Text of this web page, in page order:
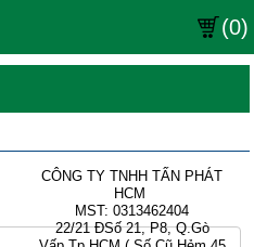
(0)
CÔNG TY TNHH TẤN PHÁT
HCM
MST: 0313462404
22/21 ĐSố 21, P8, Q.Gò